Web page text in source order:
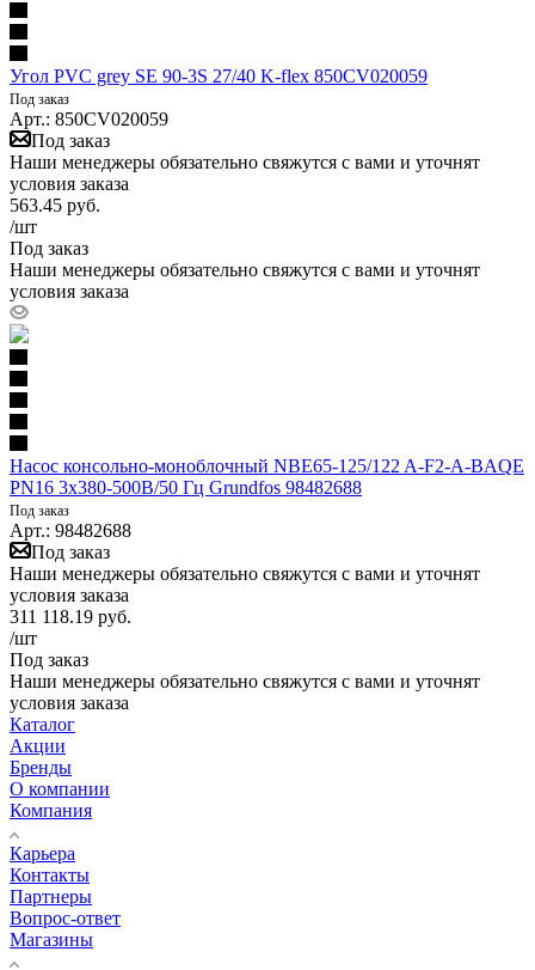
Угол PVC grey SE 90-3S 27/40 K-flex 850CV020059
Под заказ
Арт.: 850CV020059
Под заказ
Наши менеджеры обязательно свяжутся с вами и уточнят
условия заказа
563.45 руб.
/шт
Под заказ
Наши менеджеры обязательно свяжутся с вами и уточнят
условия заказа
Насос консольно-моноблочный NBE65-125/122 A-F2-A-BAQE
PN16 3х380-500В/50 Гц Grundfos 98482688
Под заказ
Арт.: 98482688
Под заказ
Наши менеджеры обязательно свяжутся с вами и уточнят
условия заказа
311 118.19 руб.
/шт
Под заказ
Наши менеджеры обязательно свяжутся с вами и уточнят
условия заказа
Каталог
Акции
Бренды
О компании
Компания
Карьера
Контакты
Партнеры
Вопрос-ответ
Магазины